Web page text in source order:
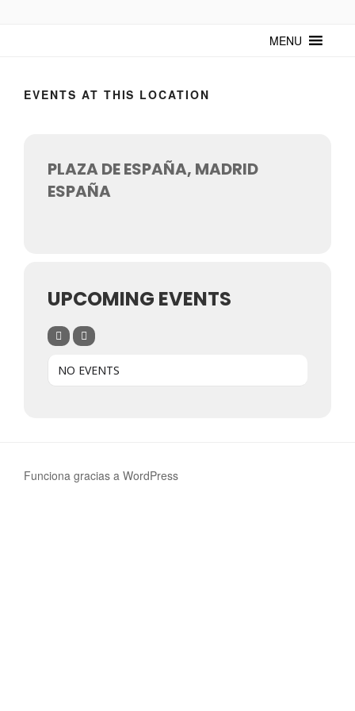
mantenerte actualizado sobre Cuba y sus artistas. Noticias, eventos y
MENU
EVENTS AT THIS LOCATION
PLAZA DE ESPAÑA, MADRID
ESPAÑA
UPCOMING EVENTS
NO EVENTS
Funciona gracias a WordPress